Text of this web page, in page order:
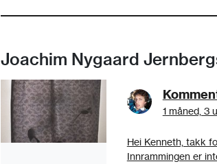
Joachim Nygaard
1 måned, 3
Hei Kenneth, takk
Innrammingen er